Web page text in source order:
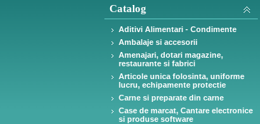
Catalog
Aditivi Alimentari - Condimente
Ambalaje si accesorii
Amenajari, dotari magazine,
restaurante si fabrici
Articole unica folosinta, uniforme
lucru, echipamente protectie
Carne si preparate din carne
Case de marcat, Cantare electronice
si produse software